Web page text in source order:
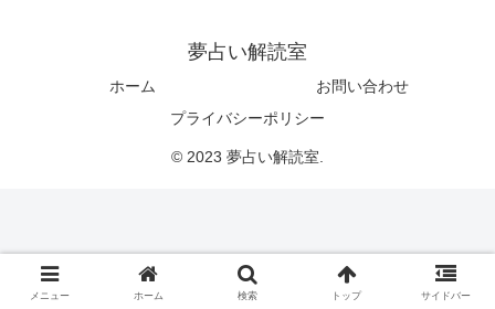
夢占い解読室
ホーム
お問い合わせ
プライバシーポリシー
© 2023 夢占い解読室.
メニュー ホーム 検索 トップ サイドバー